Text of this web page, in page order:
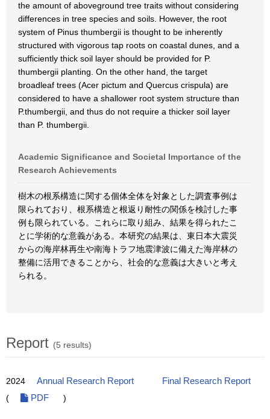
the amount of aboveground tree traits without considering
differences in tree species and soils. However, the root
system of Pinus thumbergii is thought to be inherently
structured with vigorous tap roots on coastal dunes, and a
sufficiently thick soil layer should be provided for P.
thumbergii planting. On the other hand, the target
broadleaf trees (Acer pictum and Quercus crispula) are
considered to have a shallower root system structure than
P.thumbergii, and thus do not require a thicker soil layer
than P. thumbergii.
Academic Significance and Societal Importance of the
Research Achievements
樹木の根系構造に関する個体全体を対象とした調査事例は
限られており、根系構造と根返り耐性の関係を検討した事
例も限られている。これらに取り組み、結果を得られたこ
とに学術的な意義がある。本研究の結果は、東日本大震災
からの海岸林再生や南海トラフ地震津波に備えた海岸林の
整備に活用できることから、社会的な意義は大きいと考え
られる。
Report (5 results)
2024 Annual Research Report
Final Research Report
(
PDF )